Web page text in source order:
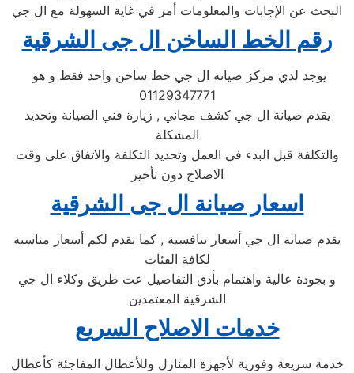
البحث عن الإجابات والمعلومات أمر في غاية السهولة مع ال جي
رقم الخط الساخن ال جى الشرقية
01129347771
يقدم صيانة ال جي كشف مجاني , زيارة فني الصيانة وتحديد
المشكلة
والتكلفة قبل البدء في العمل وتحديد التكلفة والاتفاق على وقت
الاصلاح دون تأخير
اسعار صيانة ال جى الشرقية
يقدم صيانة ال جي أسعار تنافسية , كما نقدم لكم أسعار مناسبة
لكافة الفئات
و بجودة عالية واهتمام بأدق التفاصيل عت طريق وكلاء ال جي
الشرقية المعتمدين
خدمات الاصلاح السريع
خدمة سريعة وفورية لأجهزة المنازل وللأعطال المفاجئة كأعطال